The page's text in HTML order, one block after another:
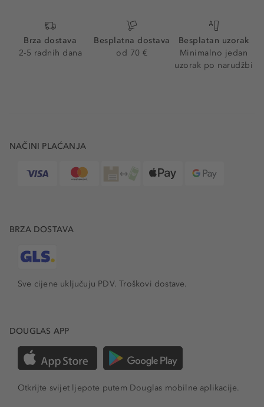
Brza dostava
2-5 radnih dana
Besplatna dostava
od 70 €
Besplatan uzorak
Minimalno jedan
uzorak po narudžbi
NAČINI PLAĆANJA
BRZA DOSTAVA
Sve cijene uključuju PDV.Troškovi dostave.
DOUGLAS APP
Otkrijte svijet ljepote putem Douglas mobilne aplikacije.